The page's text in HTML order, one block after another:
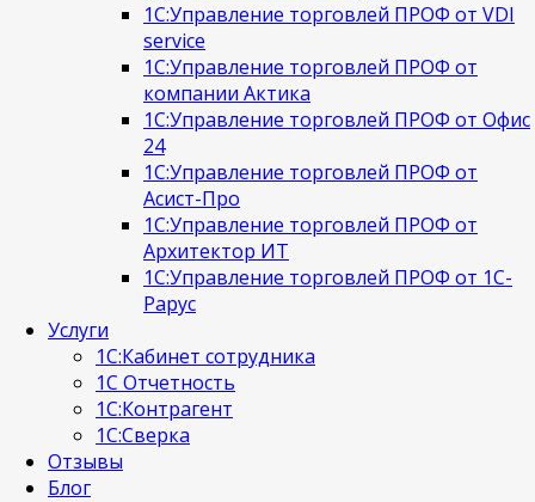
1С:Управление торговлей ПРОФ от VDI
service
1С:Управление торговлей ПРОФ от
компании Актика
1С:Управление торговлей ПРОФ от Офис
24
1С:Управление торговлей ПРОФ от
Асист-Про
1С:Управление торговлей ПРОФ от
Архитектор ИТ
1С:Управление торговлей ПРОФ от 1С-
Рарус
Услуги
1C:Кабинет сотрудника
1С Отчетность
1С:Контрагент
1С:Сверка
Отзывы
Блог